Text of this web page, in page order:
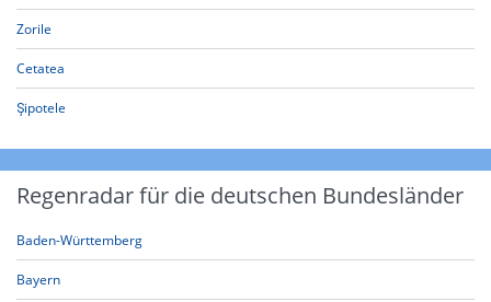
Zorile
Cetatea
Șipotele
Regenradar für die deutschen Bundesländer
Baden-Württemberg
Bayern